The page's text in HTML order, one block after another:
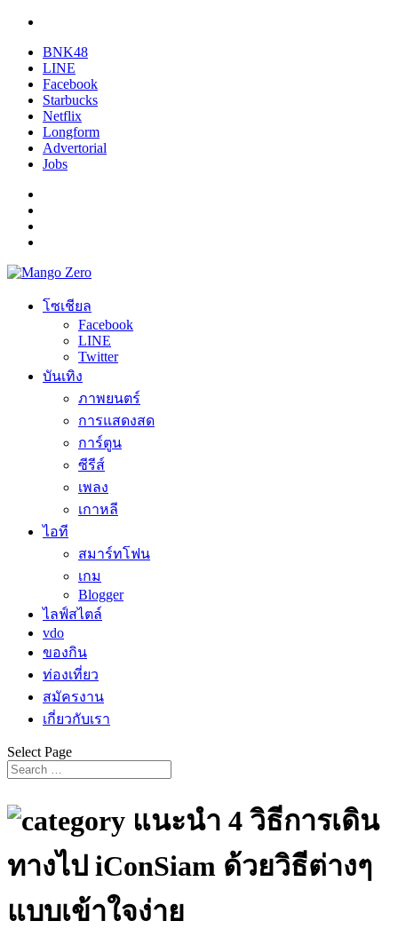
BNK48
LINE
Facebook
Starbucks
Netflix
Longform
Advertorial
Jobs
โซเชียล
Facebook
LINE
Twitter
บันเทิง
ภาพยนตร์
การแสดงสด
การ์ตูน
ซีรีส์
เพลง
เกาหลี
ไอที
สมาร์ทโฟน
เกม
Blogger
ไลฟ์สไตล์
vdo
ของกิน
ท่องเที่ยว
สมัครงาน
เกี่ยวกับเรา
Select Page
แนะนำ 4 วิธีการเดิน
ทางไป iConSiam ด้วยวิธีต่างๆ
แบบเข้าใจง่าย